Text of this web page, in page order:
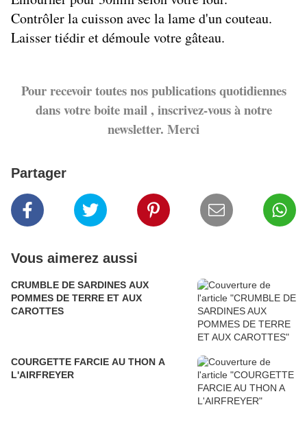
Contrôler la cuisson avec la lame d'un couteau.
Laisser tiédir et démoule votre gâteau.
Pour recevoir toutes nos publications quotidiennes
dans votre boite mail , inscrivez-vous à notre
newsletter. Merci
Partager
Vous aimerez aussi
CRUMBLE DE SARDINES AUX
POMMES DE TERRE ET AUX
CAROTTES
COURGETTE FARCIE AU THON A
L'AIRFREYER